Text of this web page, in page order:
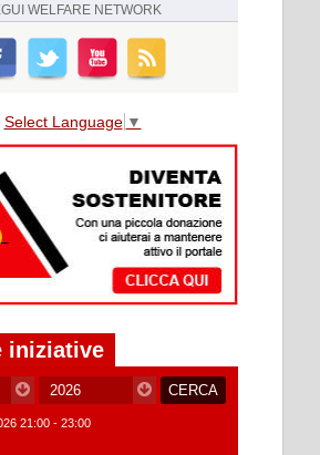
WELFARE NETWORK
Select Language ▼
iniziative
21:00 - 23:00